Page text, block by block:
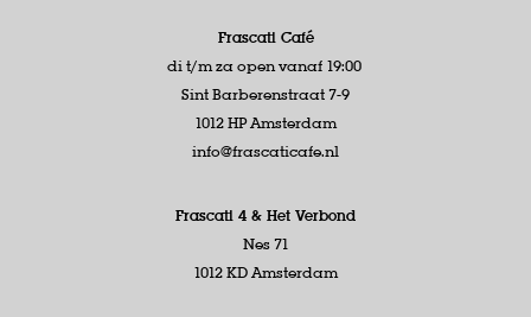
Frascati Café
di t/m za open vanaf 19:00
Sint Barberenstraat 7-9
1012 HP Amsterdam
info@frascaticafe.nl
Frascati 4 & Het Verbond
Nes 71
1012 KD Amsterdam